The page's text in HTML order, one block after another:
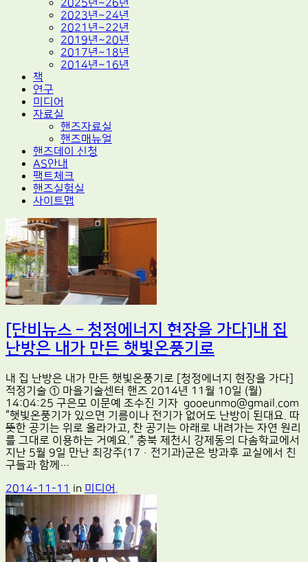
2025년~26년
2023년~24년
2021년~22년
2019년~20년
2017년~18년
2014년~16년
책
연구
미디어
자료실
핸즈자료실
핸즈매뉴얼
핸즈데이 신청
AS안내
팩트체크
핸즈실험실
사이트맵
[단비뉴스 – 청정에너지 현장을 가다]내 집
난방은 내가 만든 햇빛온풍기로
내 집 난방은 내가 만든 햇빛온풍기로 [청정에너지 현장을 가다]
적정기술 ① 마을기술센터 핸즈 2014년 11월 10일 (월)
14:04:25 구은모 이문예 조수진 기자 gooeunmo@gmail.com
“햇빛온풍기가 있으면 기름이나 전기가 없어도 난방이 된대요. 따
뜻한 공기는 위로 올라가고, 찬 공기는 아래로 내려가는 자연 원리
를 그대로 이용하는 거예요.” 충북 제천시 강제동의 다솜학교에서
지난 5월 9일 만난 최강주(17·전기과)군은 방과후 교실에서 친
구들과 함께…
2014-11-11 in 미디어